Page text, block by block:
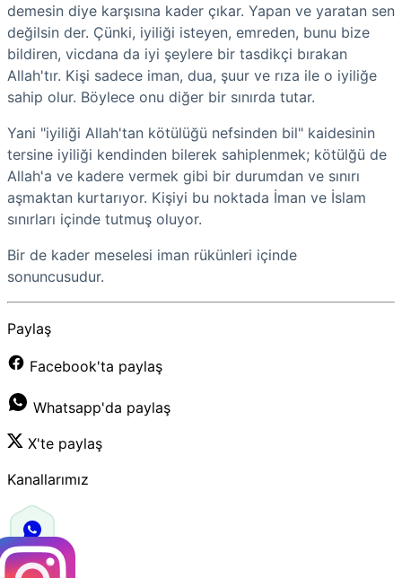
demesin diye karşısına kader çıkar. Yapan ve yaratan sen
değilsin der. Çünki, iyiliği isteyen, emreden, bunu bize
bildiren, vicdana da iyi şeylere bir tasdikçi bırakan
Allah'tır. Kişi sadece iman, dua, şuur ve rıza ile o iyiliğe
sahip olur. Böylece onu diğer bir sınırda tutar.
Yani "iyiliği Allah'tan kötülüğü nefsinden bil" kaidesinin
tersine iyiliği kendinden bilerek sahiplenmek; kötülğü de
Allah'a ve kadere vermek gibi bir durumdan ve sınırı
aşmaktan kurtarıyor. Kişiyi bu noktada İman ve İslam
sınırları içinde tutmuş oluyor.
Bir de kader meselesi iman rükünleri içinde
sonuncusudur.
Paylaş
Facebook'ta paylaş
Whatsapp'da paylaş
X'te paylaş
Kanallarımız